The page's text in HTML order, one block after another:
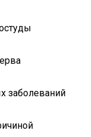
заболеваний